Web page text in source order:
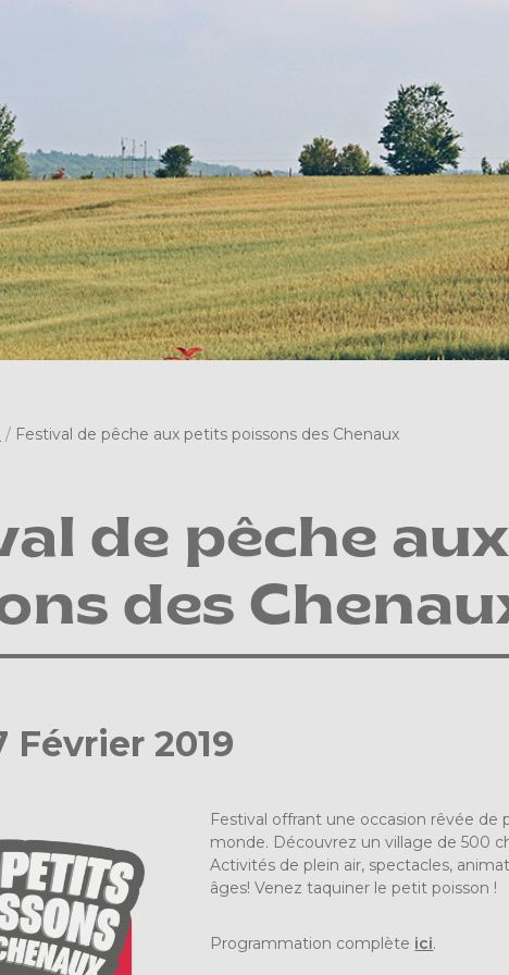
/ Festival de pêche aux petits poissons des Chenaux
de pêche
des
Février 2019
Festival offrant une occasion rêvée de
monde. Découvrez un village de 500
Activités de plein air, spectacles,
âges! Venez taquiner le petit poisson !
Programmation complète ici.